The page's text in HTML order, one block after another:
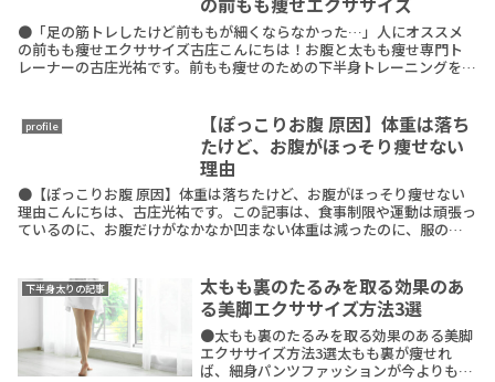
●「足の筋トレしたけど前ももが細くならなかった…」人にオススメ
の前もも痩せエクササイズ古庄こんにちは！お腹と太もも痩せ専門ト
レーナーの古庄光祐です。前もも痩せのための下半身トレーニングをし
profile
【ぽっこりお腹 原因】体重は落ち
たけど、お腹がほっそり痩せない
理由
●【ぽっこりお腹 原因】体重は落ちたけど、お腹がほっそり痩せない
理由こんにちは、古庄光祐です。この記事は、食事制限や運動は頑張っ
ているのに、お腹だけがなかなか凹まない体重は減ったのに、服のシ
下半身太りの記事
太もも裏のたるみを取る効果のあ
る美脚エクササイズ方法3選
●太もも裏のたるみを取る効果のある美脚
エクササイズ方法3選太もも裏が痩せれ
ば、細身パンツファッションが今よりもっ